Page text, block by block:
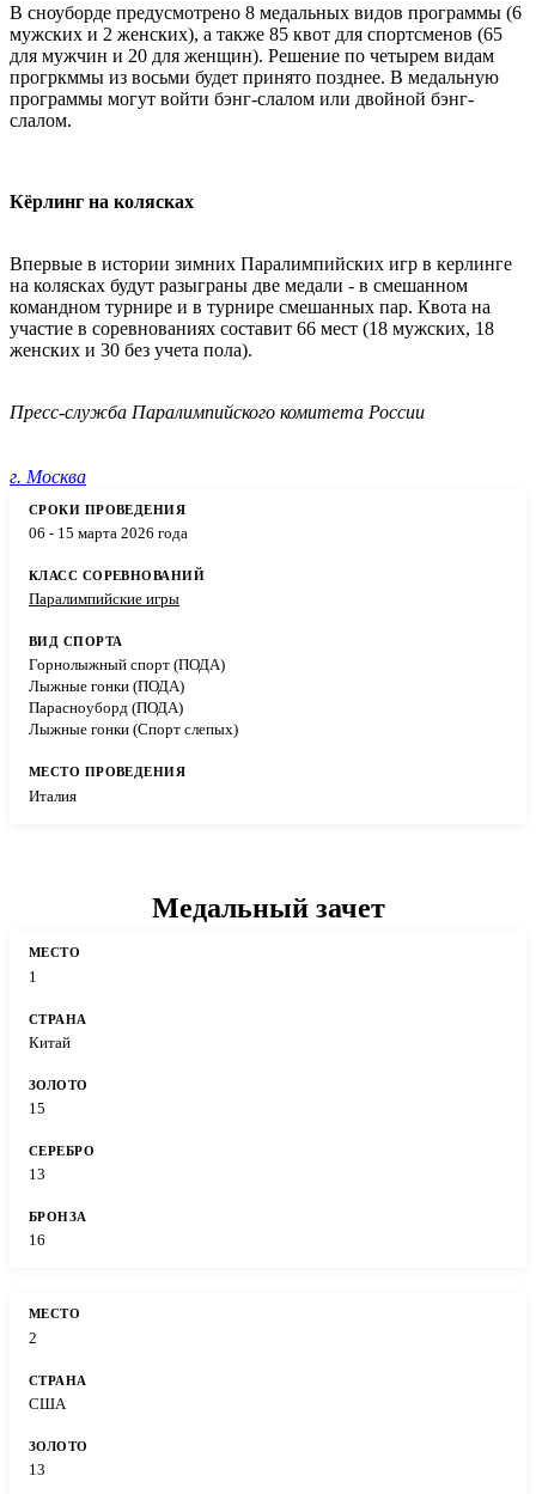
В сноуборде предусмотрено 8 медальных видов программы (6
мужских и 2 женских), а также 85 квот для спортсменов (65
для мужчин и 20 для женщин). Решение по четырем видам
прогркммы из восьми будет принято позднее. В медальную
программы могут войти бэнг-слалом или двойной бэнг-
слалом.
Кёрлинг на колясках
Впервые в истории зимних Паралимпийских игр в керлинге
на колясках будут разыграны две медали - в смешанном
командном турнире и в турнире смешанных пар. Квота на
участие в соревнованиях составит 66 мест (18 мужских, 18
женских и 30 без учета пола).
Пресс-служба Паралимпийского комитета России
г. Москва
06 - 15 марта 2026 года
Паралимпийские игры
Горнолыжный спорт (ПОДА)
Лыжные гонки (ПОДА)
Парасноуборд (ПОДА)
Лыжные гонки (Спорт слепых)
Италия
Медальный зачет
1
Китай
15
13
16
2
США
13